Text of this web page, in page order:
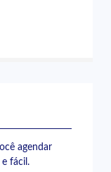
agendar
fácil.